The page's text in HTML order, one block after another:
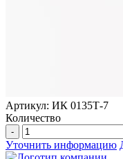
Артикул: ИК 0135Т-7
Количество
-
Уточнить информацию